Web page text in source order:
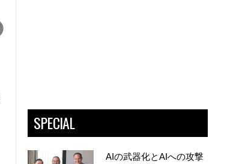
SPECIAL
AIの武器化とAIへの攻撃